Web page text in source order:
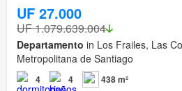
UF 27.000
UF 1.079.639.004
Departamento in Los Frailes, Las
Metropolitana de Santiago
4 4 438 m²